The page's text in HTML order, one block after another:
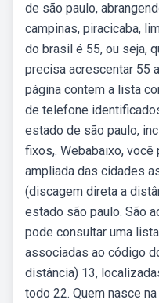
de são paulo,
campinas, piracicaba,
do brasil é 55, ou seja,
precisa acrescentar 55
página contem a lista
de telefone
estado de são paulo,
fixos,. Webabaixo,
ampliada das cidades
(discagem direta a
estado são paulo. São
pode consultar uma
associadas ao código
distância) 13,
todo 22. Quem nasce